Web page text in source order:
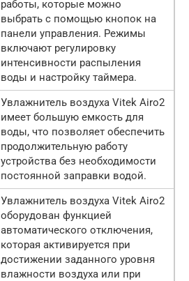
работы, которые можно
выбрать с помощью кнопок на
панели управления. Режимы
включают регулировку
интенсивности распыления
воды и настройку таймера.
Увлажнитель воздуха Vitek Airo2
имеет большую емкость для
воды, что позволяет обеспечить
продолжительную работу
устройства без необходимости
постоянной заправки водой.
Увлажнитель воздуха Vitek Airo2
оборудован функцией
автоматического отключения,
которая активируется при
достижении заданного уровня
влажности воздуха или при